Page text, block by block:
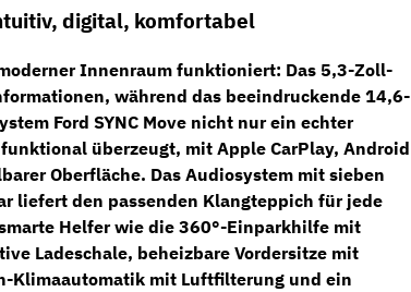
digital, komfortabel
Innenraum funktioniert: Das 5,3-Zoll-
während das beeindruckende 14,6-
Ford SYNC Move nicht nur ein echter
überzeugt, mit Apple CarPlay, Android
Oberfläche. DasAudiosystem mit sieben
liefert den passenden Klangteppich für jede
Helfer wie die 360°-Einparkhilfe mit
Ladeschale, beheizbare Vordersitze mit
Klimaautomatik mit Luftfilterung und ein